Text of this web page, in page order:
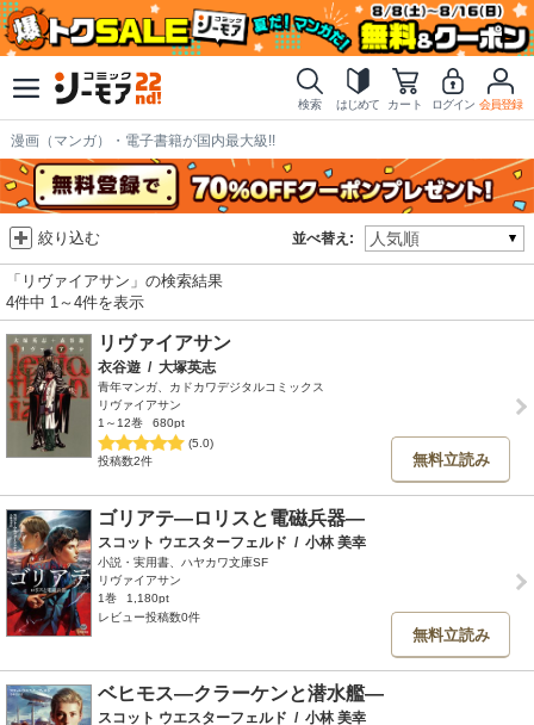
検索 はじめて カート ログイン 会員登録
漫画（マンガ）・電子書籍が国内最大級!!
並べ替え:
絞り込む
「リヴァイアサン」の検索結果
4件中 1～4件を表示
リヴァイアサン
衣谷遊 / 大塚英志
青年マンガ、カドカワデジタルコミックス
リヴァイアサン
1～12巻
680pt
(5.0)
投稿数2件
無料立読み
ゴリアテ―ロリスと電磁兵器―
スコット ウエスターフェルド / 小林 美幸
小説・実用書、ハヤカワ文庫SF
リヴァイアサン
1巻
1,180pt
レビュー投稿数0件
無料立読み
ベヒモス―クラーケンと潜水艦―
スコット ウエスターフェルド / 小林 美幸